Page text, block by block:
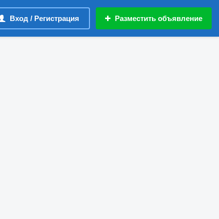
Вход / Регистрация Разместить объявление